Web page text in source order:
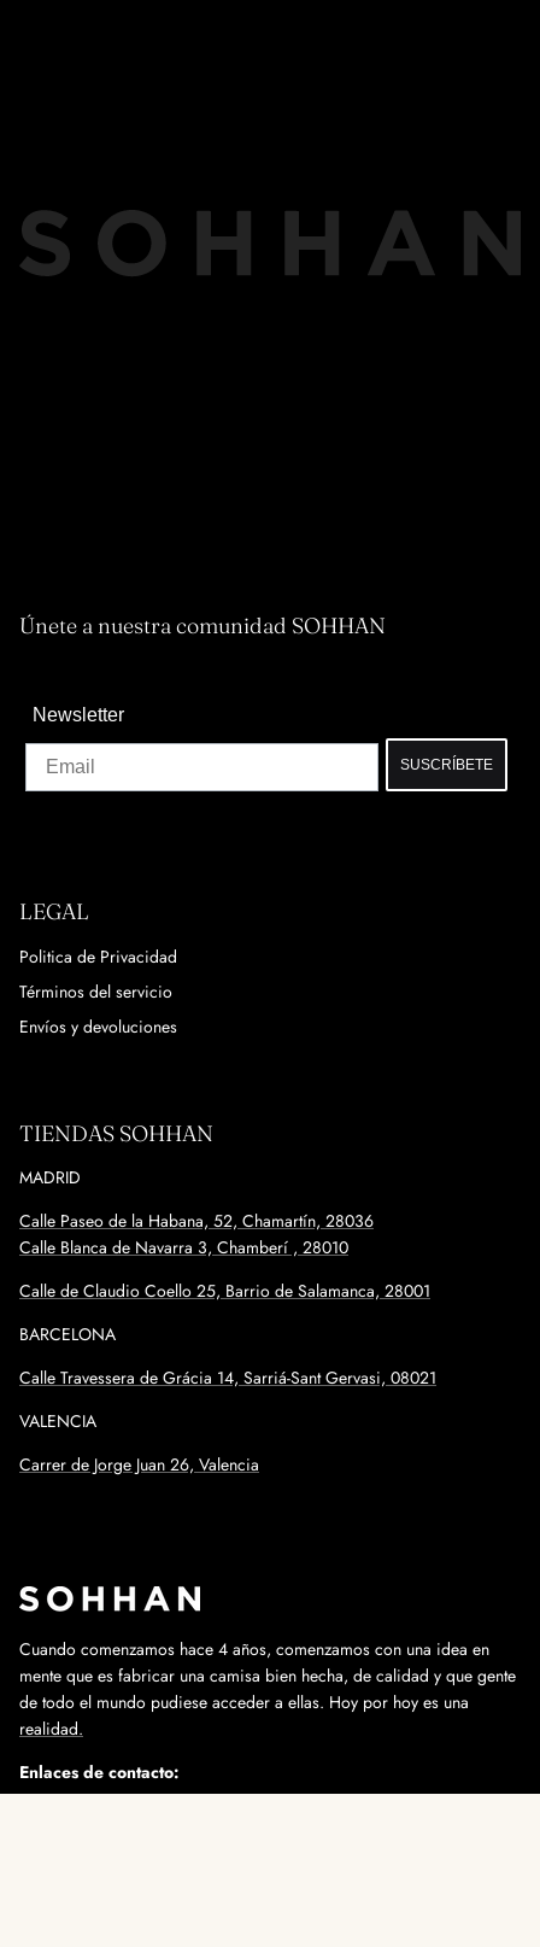
Únete a nuestra comunidad SOHHAN
Newsletter
SUSCRÍBETE
LEGAL
Politica de Privacidad
Términos del servicio
Envíos y devoluciones
TIENDAS SOHHAN
MADRID
Calle Paseo de la Habana, 52, Chamartín, 28036
Calle Blanca de Navarra 3, Chamberí , 28010
Calle de Claudio Coello 25, Barrio de Salamanca, 28001
BARCELONA
Calle Travessera de Grácia 14, Sarriá-Sant Gervasi, 08021
VALENCIA
Carrer de Jorge Juan 26, Valencia
Cuando comenzamos hace 4 años, comenzamos con una idea en
mente que es fabricar una camisa bien hecha, de calidad y que gente
de todo el mundo pudiese acceder a ellas. Hoy por hoy es una
realidad.
Enlaces de contacto: